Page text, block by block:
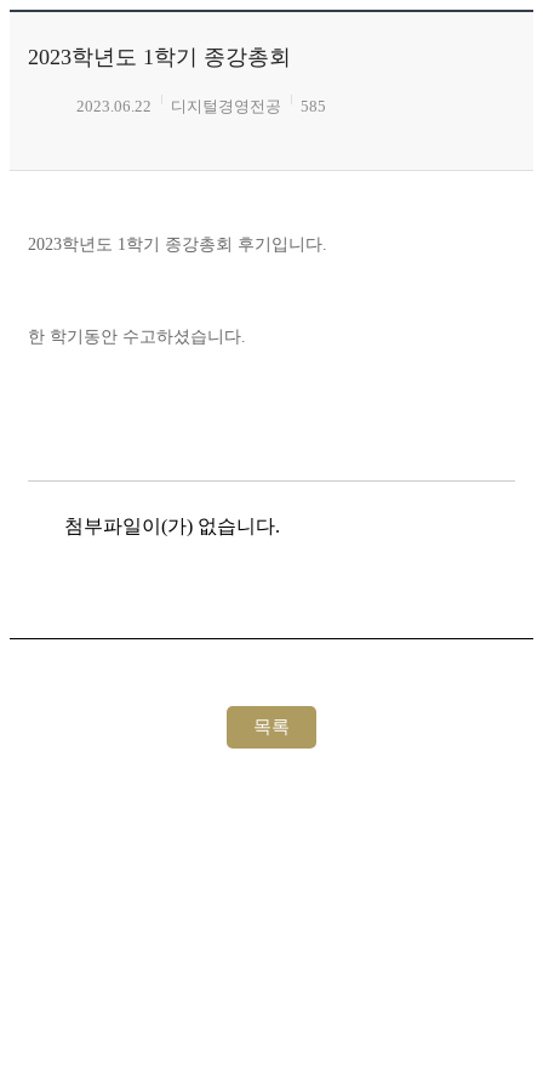
2023학년도 1학기 종강총회
2023.06.22 디지털경영전공 585
2023학년도 1학기 종강총회 후기입니다.
한 학기동안 수고하셨습니다.
첨부파일이(가) 없습니다.